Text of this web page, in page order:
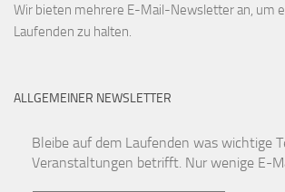
Wir bieten mehrere E-Mail-Newsletter an, um
Laufenden zu halten.
ALLGEMEINER NEWSLETTER
Bleibe auf dem Laufenden was wichtige
Veranstaltungen betrifft. Nur wenige E-